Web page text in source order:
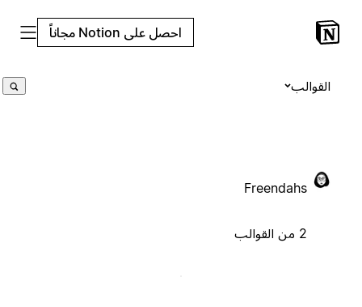
احصل على Notion مجاناً
القوالب
Freendahs